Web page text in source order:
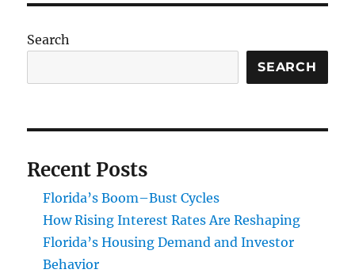
Search
SEARCH
Recent Posts
Florida’s Boom–Bust Cycles
How Rising Interest Rates Are Reshaping
Florida’s Housing Demand and Investor
Behavior